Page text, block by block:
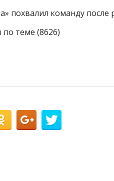
похвалил команду после
теме (8626)